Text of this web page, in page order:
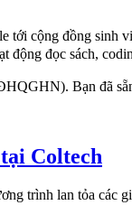
cộng đồng sinh
động đọc sách,
Bạn đã
Coltech
trình lan tỏa các